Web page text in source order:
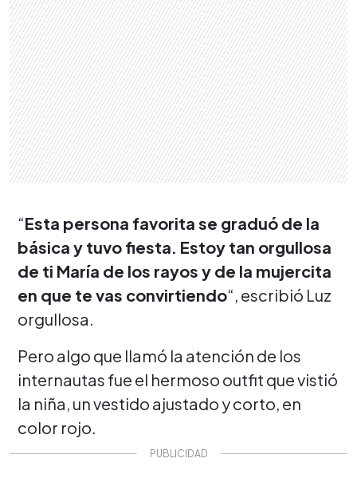
“Esta persona favorita se graduó de la
básica y tuvo fiesta. Estoy tan orgullosa
de ti María de los rayos y de la mujercita
en que te vas convirtiendo“, escribió Luz
orgullosa.
Pero algo que llamó la atención de los
internautas fue el hermoso outfit que vistió
la niña, un vestido ajustado y corto, en
color rojo.